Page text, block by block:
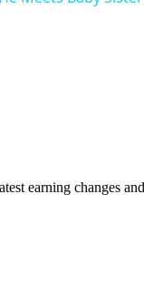
earning changes